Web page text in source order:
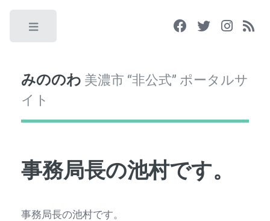
みののわ 美濃市 “非公式” ポータルサ
イト
事務局長の池村です。
事務局長の池村です。
Toggle